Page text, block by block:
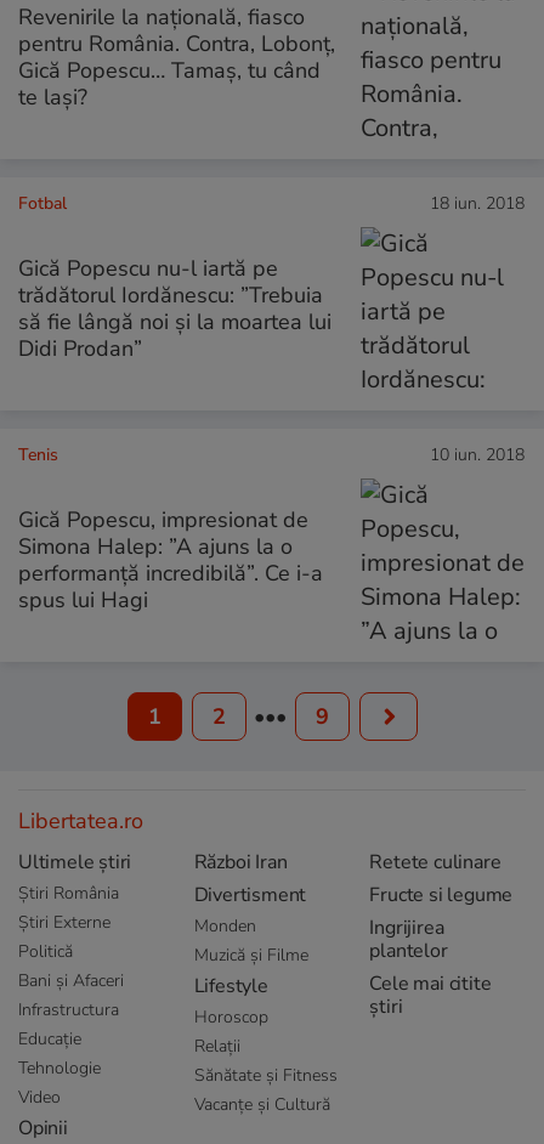
Revenirile la națională, fiasco
pentru România. Contra, Lobonț,
Gică Popescu… Tamaș, tu când
te lași?
Fotbal 18 iun. 2018
Gică Popescu nu-l iartă pe
trădătorul Iordănescu: ”Trebuia
să fie lângă noi și la moartea lui
Didi Prodan”
Tenis 10 iun. 2018
Gică Popescu, impresionat de
Simona Halep: ”A ajuns la o
performanță incredibilă”. Ce i-a
spus lui Hagi
1 2 ••• 9
Libertatea.ro
Ultimele știri
Știri România
Știri Externe
Politică
Bani și Afaceri
Infrastructura
Educație
Tehnologie
Video
Opinii
Război Iran
Divertisment
Monden
Muzică și Filme
Lifestyle
Horoscop
Relații
Sănătate și Fitness
Vacanțe și Cultură
Retete culinare
Fructe si legume
Ingrijirea
plantelor
Cele mai citite
știri